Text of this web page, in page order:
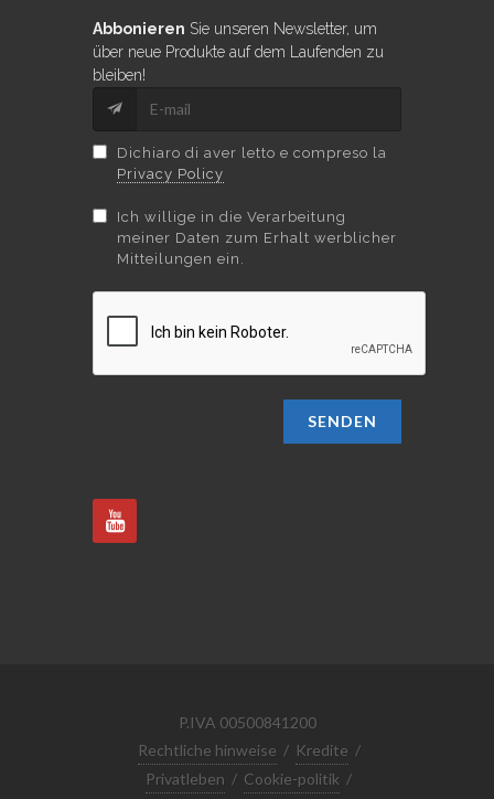
Abbonieren Sie unseren Newsletter, um
über neue Produkte auf dem Laufenden zu
bleiben!
Dichiaro di aver letto e compreso la
Privacy Policy
Ich willige in die Verarbeitung
meiner Daten zum Erhalt werblicher
Mitteilungen ein.
SENDEN
P.IVA 00500841200
Rechtliche hinweise / Kredite /
Privatleben / Cookie-politik /